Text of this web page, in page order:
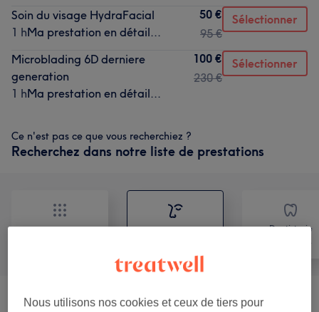
Soin du visage HydraFacial
1 hMa prestation en détail...
50 €
95 €
Sélectionner
Microblading 6D derniere
generation
1 hMa prestation en détail...
100 €
230 €
Sélectionner
Ce n'est pas ce que vous recherchiez ?
Recherchez dans notre liste de prestations
Dentisterie
Soin Du Visage (9) à partir de 50 €
Nous utilisons nos cookies et ceux de tiers pour